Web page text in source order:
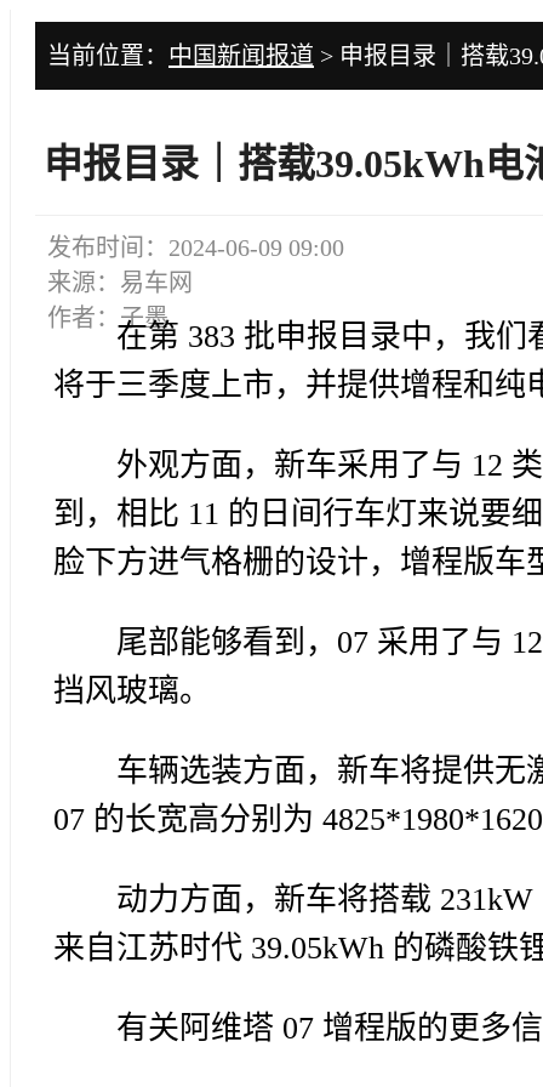
当前位置： 中国新闻报道 > 申报目录｜搭载
申报目录｜搭载39.05kWh
发布时间：2024-06-09 09:00
来源：易车网
作者：子墨
在第 383 批申报目录中，我
将于三季度上市，并提供增程和纯
外观方面，新车采用了与 12
到，相比 11 的日间行车灯来说要
脸下方进气格栅的设计，增程版
尾部能够看到，07 采用了与
挡风玻璃。
车辆选装方面，新车将提供无
07 的长宽高分别为
动力方面，新车将搭载
来自江苏时代 39.05kWh 的磷酸铁
有关阿维塔 07 增程版的更多